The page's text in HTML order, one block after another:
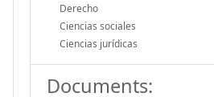
Derecho
Ciencias sociales
Ciencias jurídicas
Documents: